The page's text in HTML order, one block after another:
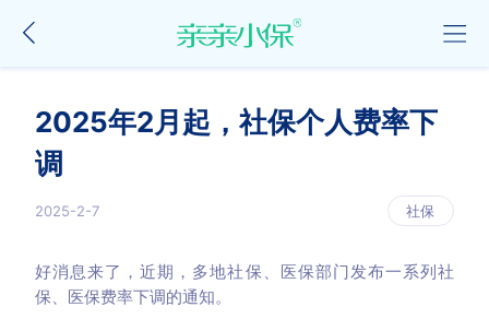
2025年2月起，社保个人费率下
调
2025-2-7 社保
好消息来了，近期，多地社保、医保部门发布一系列社
保、医保费率下调的通知。